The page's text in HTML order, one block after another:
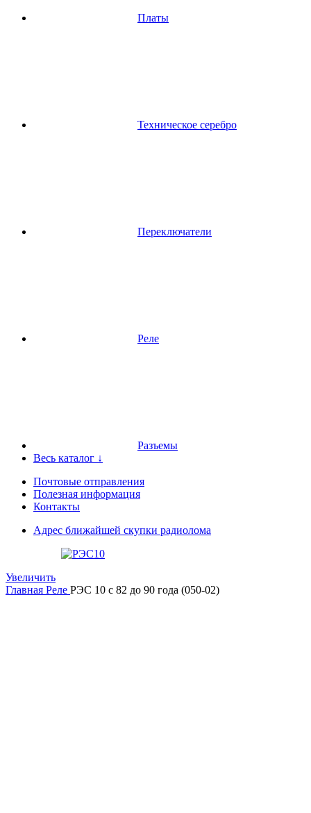
Платы
Техническое серебро
Переключатели
Реле
Разъемы
Весь каталог ↓
Почтовые отправления
Полезная информация
Контакты
Адрес ближайшей скупки радиолома
Увеличить
Главная Реле РЭС 10 с 82 до 90 года (050-02)